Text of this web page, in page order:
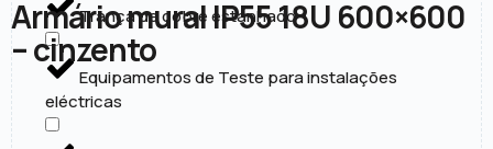
Trança de cobre estanhado
Equipamentos de Teste para instalações
eléctricas
Armário mural IP55 18U 600×600
– cinzento